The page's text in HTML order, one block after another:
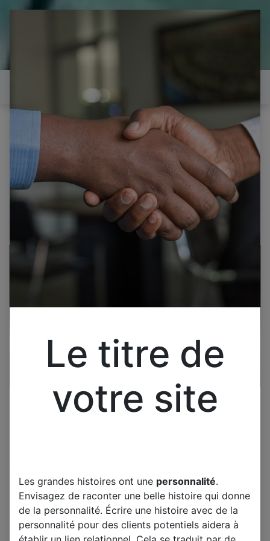
il est temps de
réparer...Electronique 66 est
heureux de vous aider
Tous les produits
LG 42LW4500 CARTE ALIMENTATION
EAX62865401/8
LG 42LW4500 CARTE
ALIMENTATION
EAX62865401/8
Le titre de
votre site
Les grandes histoires ont une personnalité.
Envisagez de raconter une belle histoire qui donne
de la personnalité. Écrire une histoire avec de la
personnalité pour des clients potentiels aidera à